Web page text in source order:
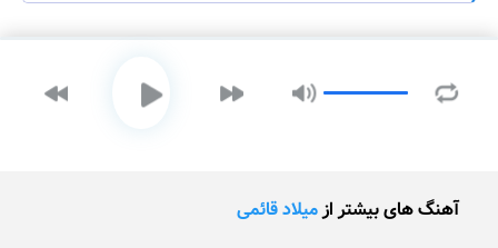
آهنگ های بیشتر ازمیلاد قائمی